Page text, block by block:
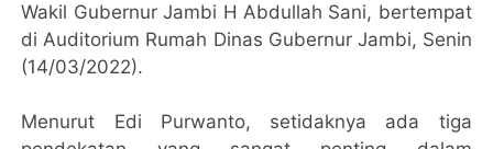
Wakil Gubernur Jambi H Abdullah Sani, bertempat
di Auditorium Rumah Dinas Gubernur Jambi, Senin
(14/03/2022).
Menurut Edi Purwanto, setidaknya ada tiga